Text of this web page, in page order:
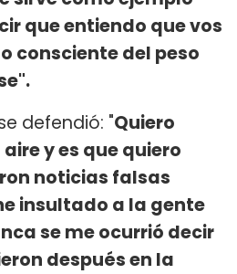
que entiendo que vos
consciente del peso
defendió: "Quiero
y es que quiero
noticias falsas
insultado a la gente
se me ocurrió decir
después en la